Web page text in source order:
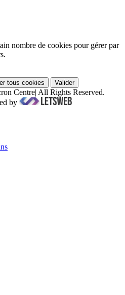
nombre de cookies pour gérer par
tous cookies Valider
Centre| All Rights Reserved.
by